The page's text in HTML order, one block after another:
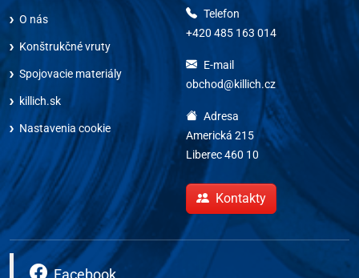
O nás
Konštrukčné vruty
Spojovacie materiály
killich.sk
Nastavenia cookie
Telefon
+420 485 163 014
E-mail
obchod@killich.cz
Adresa
Americká 215
Liberec 460 10
Kontakty
Facebook